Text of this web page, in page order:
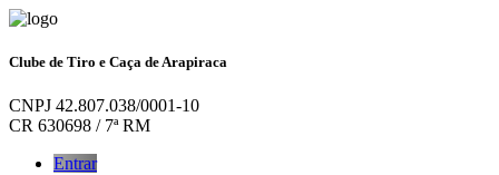
Clube de Tiro e Caça de Arapiraca
CNPJ 42.807.038/0001-10
CR 630698 / 7ª RM
Entrar